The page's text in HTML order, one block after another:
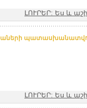
ԼՈՒՐԵՐ: Ես և
ԼՈՒՐԵՐ: Ես և